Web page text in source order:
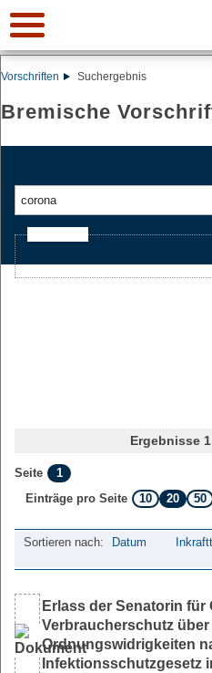
Vorschriften Suchergebnis
Bremische
Ergebnisse
Seite
1
Einträge pro Seite
10 20 50
Sortieren nach: Datum
Erlass der Senatorin für
Verbraucherschutz
Ordnungswidrigkeiten
Infektionsschutzgesetz